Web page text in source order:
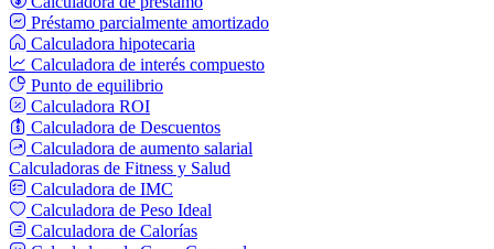
Préstamo parcialmente amortizado
Calculadora hipotecaria
Calculadora de interés compuesto
Punto de equilibrio
Calculadora ROI
Calculadora de Descuentos
Calculadora de aumento salarial
Calculadoras de Fitness y Salud
Calculadora de IMC
Calculadora de Peso Ideal
Calculadora de Calorías